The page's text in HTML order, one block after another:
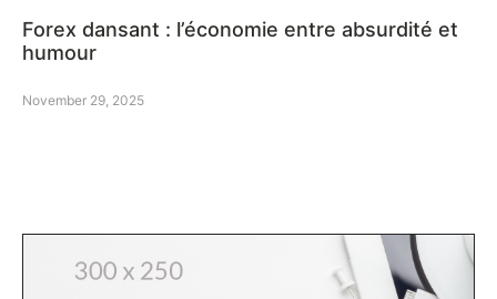
Forex dansant : l’économie entre absurdité et
humour
November 29, 2025